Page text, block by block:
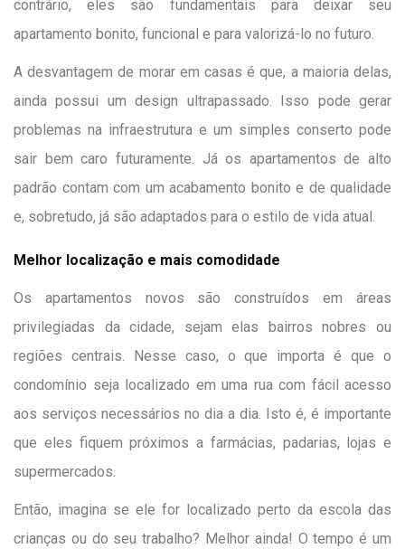
contrário, eles são fundamentais para deixar seu
apartamento bonito, funcional e para valorizá-lo no futuro.
A desvantagem de morar em casas é que, a maioria delas,
ainda possui um design ultrapassado. Isso pode gerar
problemas na infraestrutura e um simples conserto pode
sair bem caro futuramente. Já os apartamentos de alto
padrão contam com um acabamento bonito e de qualidade
e, sobretudo, já são adaptados para o estilo de vida atual.
Melhor localização e mais comodidade
Os apartamentos novos são construídos em áreas
privilegiadas da cidade, sejam elas bairros nobres ou
regiões centrais. Nesse caso, o que importa é que o
condomínio seja localizado em uma rua com fácil acesso
aos serviços necessários no dia a dia. Isto é, é importante
que eles fiquem próximos a farmácias, padarias, lojas e
supermercados.
Então, imagina se ele for localizado perto da escola das
crianças ou do seu trabalho? Melhor ainda! O tempo é um